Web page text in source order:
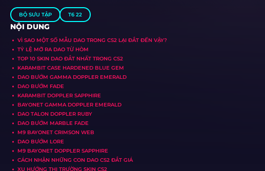
BỘ SƯU TẬP T6 22
NỘI DUNG
VÌ SAO MỘT SỐ MẪU DAO TRONG CS2 LẠI ĐẮT ĐẾN VẬY?
TỶ LỆ MỞ RA DAO TỪ HÒM
TOP 10 SKIN DAO ĐẮT NHẤT TRONG CS2
KARAMBIT CASE HARDENED BLUE GEM
DAO BƯỚM GAMMA DOPPLER EMERALD
DAO BƯỚM FADE
KARAMBIT DOPPLER SAPPHIRE
BAYONET GAMMA DOPPLER EMERALD
DAO TALON DOPPLER RUBY
DAO BƯỚM MARBLE FADE
M9 BAYONET CRIMSON WEB
DAO BƯỚM LORE
M9 BAYONET DOPPLER SAPPHIRE
CÁCH NHẬN NHỮNG CON DAO CS2 ĐẮT GIÁ
XU HƯỚNG THỊ TRƯỜNG SKIN CS2